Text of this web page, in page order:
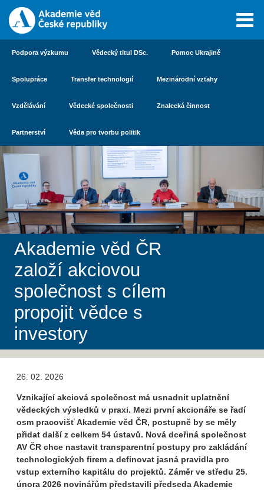
Podpora výzkumu Vědecký titul DSc. Pomoc Ukrajině
Spolupráce Transfer technologií Mezinárodní vztahy
Vzdělávání Vědecké společnosti Znalecká činnost
Partnerství Věda pro tvorbu politik
Akademie věd ČR
založí akciovou
společnost s cílem
propojit vědce s
investory
26. 02. 2026
Vznikající akciová společnost má usnadnit uplatnění
vědeckých výsledků v praxi. Mezi první akcionáře se řadí
osm pracovišť Akademie věd ČR, postupně by se měly
přidat další z celkem 54 ústavů. Nová dceřiná společnost
AV ČR chce nastavit transparentní postupy pro zakládání
technologických firem a definovat jasná pravidla pro
vstup externího kapitálu do projektů. Záměr ve středu 25.
února 2026 novinářům představili předseda Akademie